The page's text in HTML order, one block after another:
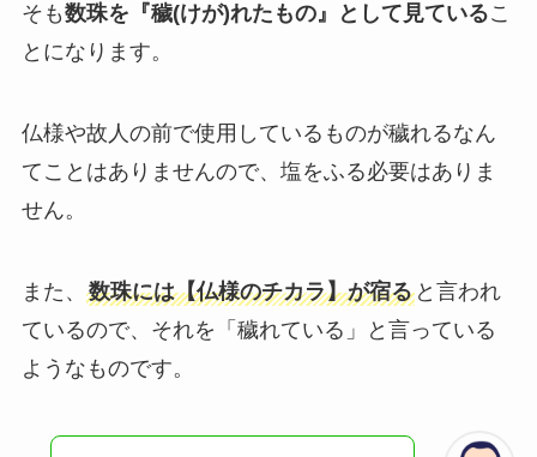
そも数珠を『穢(けが)れたもの』として見ているこ
とになります。
仏様や故人の前で使用しているものが穢れるなん
てことはありませんので、塩をふる必要はありま
せん。
また、 数珠には【仏様のチカラ】が宿ると言われ
ているので、それを「穢れている」と言っている
ようなものです。